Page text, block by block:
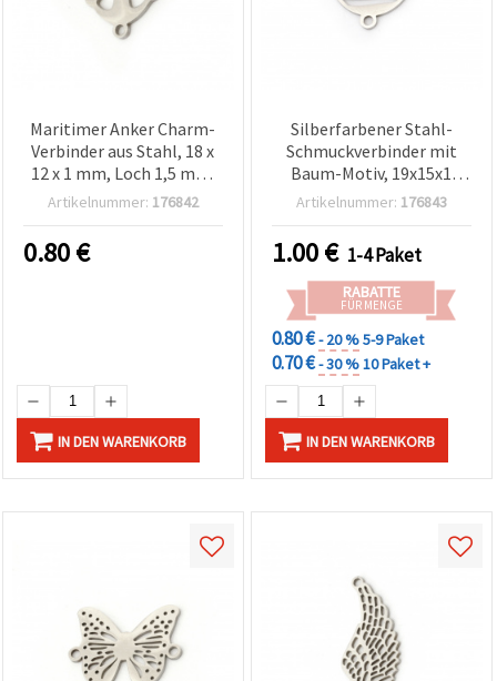
Maritimer Anker Charm-
Verbinder aus Stahl, 18 x
12 x 1 mm, Loch 1,5 mm,
silberfarben, 2 Stück
Artikelnummer: 176842
0.80€
IN DEN WARENKORB
Silberfarbener Stahl-
Schmuckverbinder mit
Baum-Motiv, 19x15x1
mm, Loch 1,5 mm – 2
Artikelnummer: 176843
1.00€ 1-4 Paket
RABATTE
FÜR MENGE
0.80 €- 20 %5-9 Paket
0.70 €- 30 %10 Paket +
IN DEN WARENKORB